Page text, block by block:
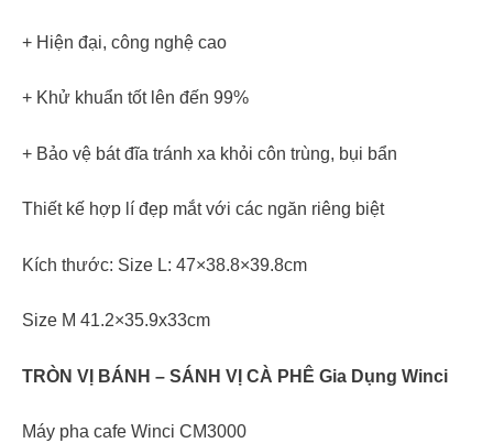
+ Hiện đại, công nghệ cao
+ Khử khuẩn tốt lên đến 99%
+ Bảo vệ bát đĩa tránh xa khỏi côn trùng, bụi bẩn
Thiết kế hợp lí đẹp mắt với các ngăn riêng biệt
Kích thước: Size L: 47×38.8×39.8cm
Size M 41.2×35.9x33cm
TRÒN VỊ BÁNH – SÁNH VỊ CÀ PHÊ Gia Dụng Winci
Máy pha cafe Winci CM3000